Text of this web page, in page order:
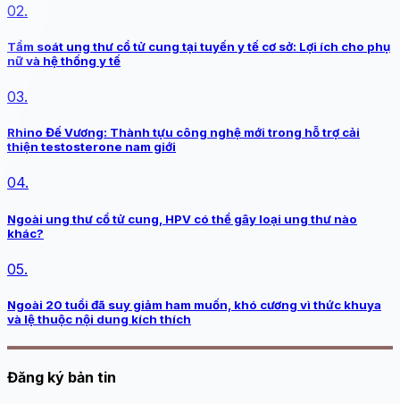
02.
Tầm soát ung thư cổ tử cung tại tuyến y tế cơ sở: Lợi ích cho phụ
nữ và hệ thống y tế
03.
Rhino Đế Vương: Thành tựu công nghệ mới trong hỗ trợ cải
thiện testosterone nam giới
04.
Ngoài ung thư cổ tử cung, HPV có thể gây loại ung thư nào
khác?
05.
Ngoài 20 tuổi đã suy giảm ham muốn, khó cương vì thức khuya
và lệ thuộc nội dung kích thích
Đăng ký bản tin